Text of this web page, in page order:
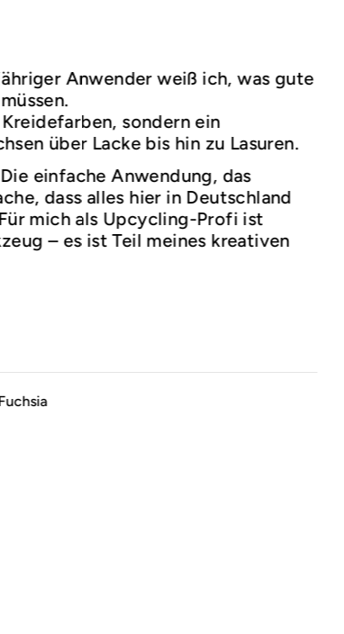
Anwender weiß ich, was gute
sondern ein
über Lacke bis hin zu Lasuren.
einfache Anwendung, das
dass alles hier in Deutschland
mich als Upcycling-Profi ist
– es ist Teil meines kreativen